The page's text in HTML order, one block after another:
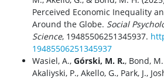
Perceived Economic Inequality
Around the Globe. Social
Science, 19485506251345937.
19485506251345937
Wasiel, A., Górski, M. R., Bond,
Akaliyski, P., Akello, G., Park, J.,